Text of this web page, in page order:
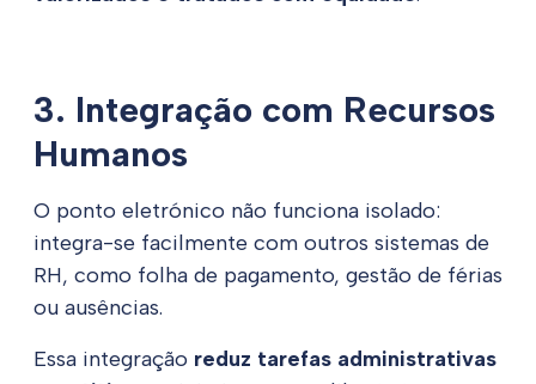
3. Integração com Recursos
Humanos
O ponto eletrónico não funciona isolado:
integra-se facilmente com outros sistemas de
RH, como folha de pagamento, gestão de férias
ou ausências.
Essa integração reduz tarefas administrativas